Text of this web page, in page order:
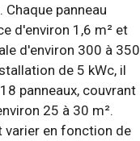
panneau
d'environ 1,6 m² et
d'environ 300 à 350
de 5 kWc, il
panneaux, couvrant
25 à 30 m².
varier en fonction de